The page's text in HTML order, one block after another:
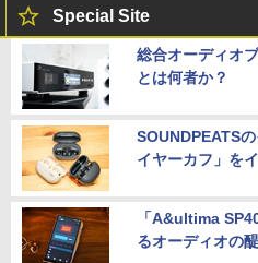
Special Site
総合オーディオ
とは何者か？
SOUNDPEATS
イヤーカフ」を
「A&ultima
るオーディオの